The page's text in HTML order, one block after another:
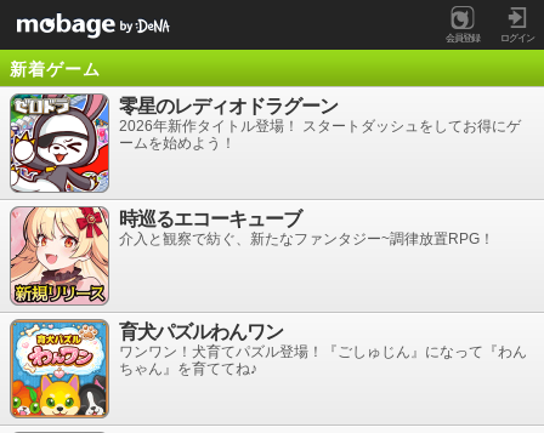
会員登録 ログイン
新着ゲーム
零星のレディオドラグーン
2026年新作タイトル登場！ スタートダッシュをしてお得にゲ
ームを始めよう！
時巡るエコーキューブ
介入と観察で紡ぐ、新たなファンタジー~調律放置RPG！
育犬パズルわんワン
ワンワン！犬育てパズル登場！『ごしゅじん』になって『わん
ちゃん』を育ててね♪